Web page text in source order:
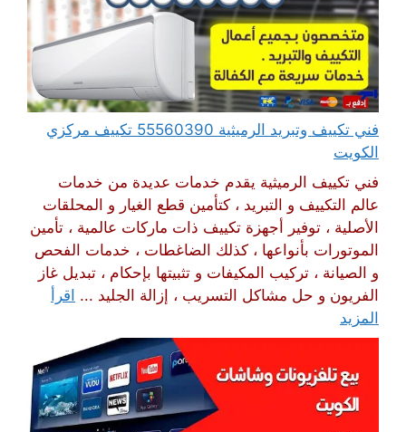
فني تكييف وتبريد الرميثية 55560390 تكييف مركزي
الكويت
فني تكييف الرميثية يقدم خدمات عديدة من خدمات
عالم التكييف و التبريد ، كتأمين قطع الغيار و المحلقات
الأصلية ، توفير أجهزة تكييف ذات ماركات عالمية ، تأمين
الموتورات بأنواعها ، كذلك الضاغطات ، خدمات الفحص
و الصيانة ، تركيب المكيفات و تثبيتها بإحكام ، تبديل غاز
الفريون و حل مشاكل التسريب ، إزالة الجليد ... اقرأ
المزيد